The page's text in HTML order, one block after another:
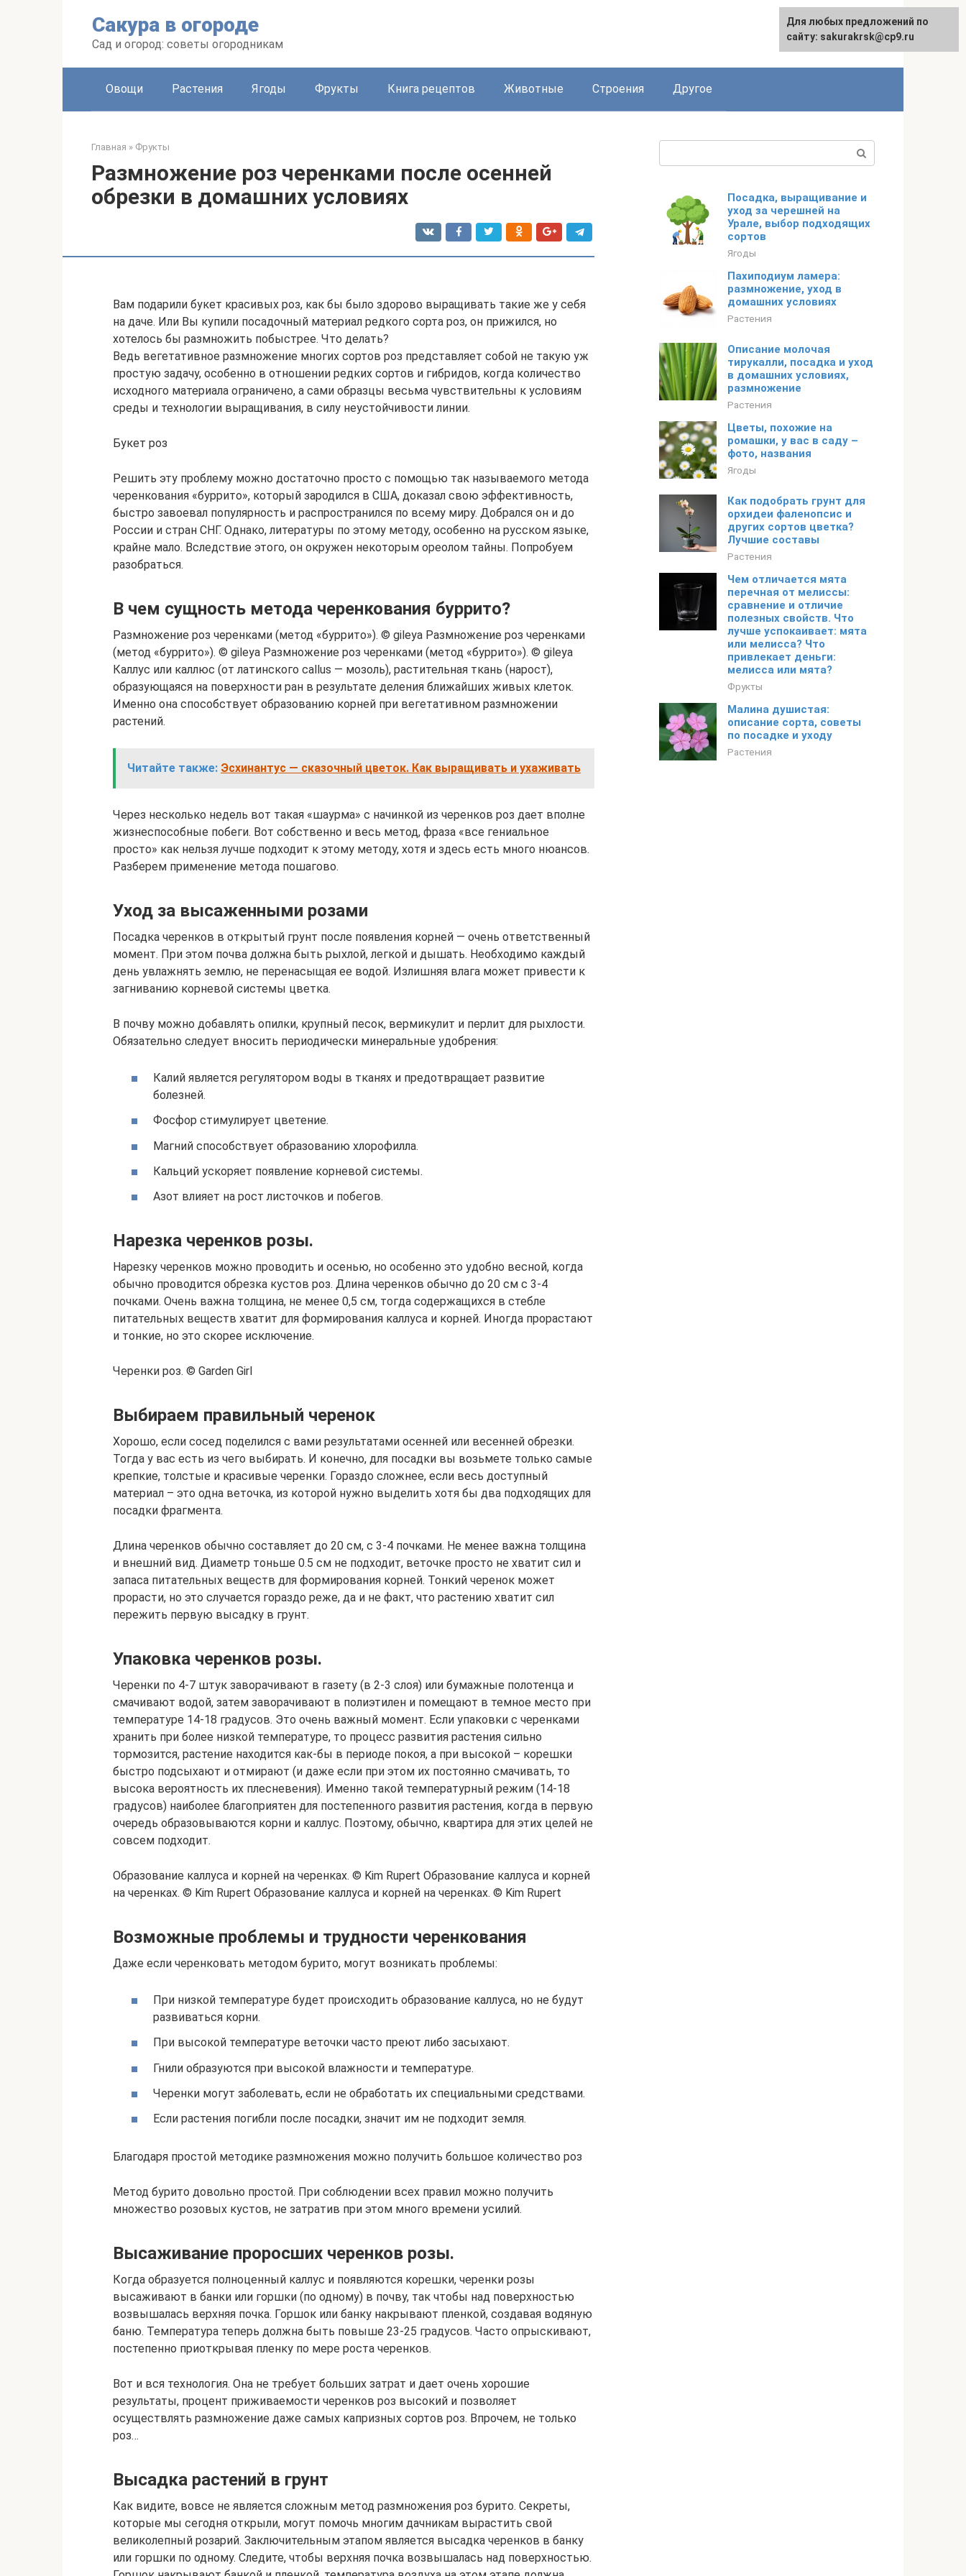
Сакура в огороде
Сад и огород: советы огородникам
English
Овощи Растения Ягоды Фрукты Книга рецептов Животные Строения Другое
Главная » Фрукты
Размножение роз черенками после осенней
обрезки в домашних условиях
Вам подарили букет красивых роз, как бы было здорово выращивать такие же у себя
на даче. Или Вы купили посадочный материал редкого сорта роз, он прижился, но
хотелось бы размножить побыстрее. Что делать?
Ведь вегетативное размножение многих сортов роз представляет собой не такую уж
простую задачу, особенно в отношении редких сортов и гибридов, когда количество
исходного материала ограничено, а сами образцы весьма чувствительны к условиям
среды и технологии выращивания, в силу неустойчивости линии.
Букет роз
Решить эту проблему можно достаточно просто с помощью так называемого метода
черенкования «буррито», который зародился в США, доказал свою эффективность,
быстро завоевал популярность и распространился по всему миру. Добрался он и до
России и стран СНГ. Однако, литературы по этому методу, особенно на русском языке,
крайне мало. Вследствие этого, он окружен некоторым ореолом тайны. Попробуем
разобраться.
В чем сущность метода черенкования буррито?
Размножение роз черенками (метод «буррито»). © gileya Размножение роз черенками
(метод «буррито»). © gileya Размножение роз черенками (метод «буррито»). © gileya
Каллус или каллюс (от латинского callus — мозоль), растительная ткань (нарост),
образующаяся на поверхности ран в результате деления ближайших живых клеток.
Именно она способствует образованию корней при вегетативном размножении
растений.
Читайте также: Эсхинантус — сказочный цветок. Как выращивать и ухаживать
Через несколько недель вот такая «шаурма» с начинкой из черенков роз дает вполне
жизнеспособные побеги. Вот собственно и весь метод, фраза «все гениальное
просто» как нельзя лучше подходит к этому методу, хотя и здесь есть много нюансов.
Разберем применение метода пошагово.
Уход за высаженными розами
Посадка черенков в открытый грунт после появления корней — очень ответственный
момент. При этом почва должна быть рыхлой, легкой и дышать. Необходимо каждый
день увлажнять землю, не перенасыщая ее водой. Излишняя влага может привести к
загниванию корневой системы цветка.
В почву можно добавлять опилки, крупный песок, вермикулит и перлит для рыхлости.
Обязательно следует вносить периодически минеральные удобрения:
Калий является регулятором воды в тканях и предотвращает развитие
болезней.
Фосфор стимулирует цветение.
Магний способствует образованию хлорофилла.
Кальций ускоряет появление корневой системы.
Азот влияет на рост листочков и побегов.
Нарезка черенков розы.
Нарезку черенков можно проводить и осенью, но особенно это удобно весной, когда
обычно проводится обрезка кустов роз. Длина черенков обычно до 20 см с 3-4
почками. Очень важна толщина, не менее 0,5 см, тогда содержащихся в стебле
питательных веществ хватит для формирования каллуса и корней. Иногда прорастают
и тонкие, но это скорее исключение.
Черенки роз. © Garden Girl
Выбираем правильный черенок
Хорошо, если сосед поделился с вами результатами осенней или весенней обрезки.
Тогда у вас есть из чего выбирать. И конечно, для посадки вы возьмете только самые
крепкие, толстые и красивые черенки. Гораздо сложнее, если весь доступный
материал – это одна веточка, из которой нужно выделить хотя бы два подходящих для
посадки фрагмента.
Длина черенков обычно составляет до 20 см, с 3-4 почками. Не менее важна толщина
и внешний вид. Диаметр тоньше 0.5 см не подходит, веточке просто не хватит сил и
запаса питательных веществ для формирования корней. Тонкий черенок может
прорасти, но это случается гораздо реже, да и не факт, что растению хватит сил
пережить первую высадку в грунт.
Упаковка черенков розы.
Черенки по 4-7 штук заворачивают в газету (в 2-3 слоя) или бумажные полотенца и
смачивают водой, затем заворачивают в полиэтилен и помещают в темное место при
температуре 14-18 градусов. Это очень важный момент. Если упаковки с черенками
хранить при более низкой температуре, то процесс развития растения сильно
тормозится, растение находится как-бы в периоде покоя, а при высокой – корешки
быстро подсыхают и отмирают (и даже если при этом их постоянно смачивать, то
высока вероятность их плесневения). Именно такой температурный режим (14-18
градусов) наиболее благоприятен для постепенного развития растения, когда в первую
очередь образовываются корни и каллус. Поэтому, обычно, квартира для этих целей не
совсем подходит.
Образование каллуса и корней на черенках. © Kim Rupert Образование каллуса и корней
на черенках. © Kim Rupert Образование каллуса и корней на черенках. © Kim Rupert
Возможные проблемы и трудности черенкования
Даже если черенковать методом бурито, могут возникать проблемы:
При низкой температуре будет происходить образование каллуса, но не будут
развиваться корни.
При высокой температуре веточки часто преют либо засыхают.
Гнили образуются при высокой влажности и температуре.
Черенки могут заболевать, если не обработать их специальными средствами.
Если растения погибли после посадки, значит им не подходит земля.
Благодаря простой методике размножения можно получить большое количество роз
Метод бурито довольно простой. При соблюдении всех правил можно получить
множество розовых кустов, не затратив при этом много времени усилий.
Высаживание проросших черенков розы.
Когда образуется полноценный каллус и появляются корешки, черенки розы
высаживают в банки или горшки (по одному) в почву, так чтобы над поверхностью
возвышалась верхняя почка. Горшок или банку накрывают пленкой, создавая водяную
баню. Температура теперь должна быть повыше 23-25 градусов. Часто опрыскивают,
постепенно приоткрывая пленку по мере роста черенков.
Вот и вся технология. Она не требует больших затрат и дает очень хорошие
результаты, процент приживаемости черенков роз высокий и позволяет
осуществлять размножение даже самых капризных сортов роз. Впрочем, не только
роз…
Высадка растений в грунт
Как видите, вовсе не является сложным метод размножения роз бурито. Секреты,
которые мы сегодня открыли, могут помочь многим дачникам вырастить свой
великолепный розарий. Заключительным этапом является высадка черенков в банку
или горшки по одному. Следите, чтобы верхняя почка возвышалась над поверхностью.
Посадка, выращивание и
уход за черешней на
Урале, выбор подходящих
сортов
Ягоды
Пахиподиум ламера:
размножение, уход в
домашних условиях
Растения
Описание молочая
тирукалли, посадка и уход
в домашних условиях,
размножение
Растения
Цветы, похожие на
ромашки, у вас в саду –
фото, названия
Ягоды
Как подобрать грунт для
орхидеи фаленопсис и
других сортов цветка?
Лучшие составы
Растения
Чем отличается мята
перечная от мелиссы:
сравнение и отличие
полезных свойств. Что
лучше успокаивает: мята
или мелисса? Что
привлекает деньги:
мелисса или мята?
Фрукты
Малина душистая:
описание сорта, советы
по посадке и уходу
Растения
Для любых предложений по
сайту: sakurakrsk@cp9.ru